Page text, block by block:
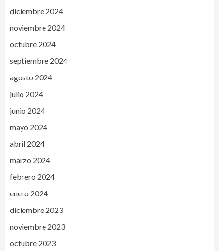
diciembre 2024
noviembre 2024
octubre 2024
septiembre 2024
agosto 2024
julio 2024
junio 2024
mayo 2024
abril 2024
marzo 2024
febrero 2024
enero 2024
diciembre 2023
noviembre 2023
octubre 2023